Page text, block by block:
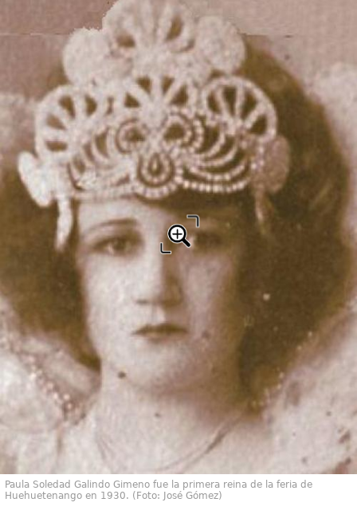
Paula Soledad Galindo Gimeno fue la primera reina de la feria de
Huehuetenango en 1930. (Foto: José Gómez)